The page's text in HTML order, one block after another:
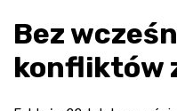
Bez
konfliktów